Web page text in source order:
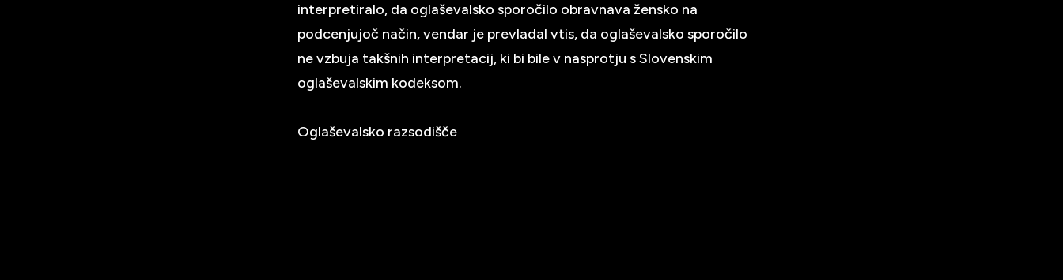
interpretiralo, da oglaševalsko sporočilo obravnava žensko na
podcenjujoč način, vendar je prevladal vtis, da oglaševalsko sporočilo
ne vzbuja takšnih interpretacij, ki bi bile v nasprotju s Slovenskim
oglaševalskim kodeksom.
Oglaševalsko razsodišče